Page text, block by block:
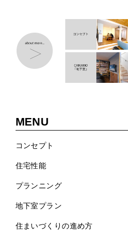
MENU
コンセプト
住宅性能
プランニング
地下室プラン
住まいづくりの進め方